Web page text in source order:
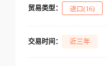
贸易类型： 进口(16)
交易时间： 近三年